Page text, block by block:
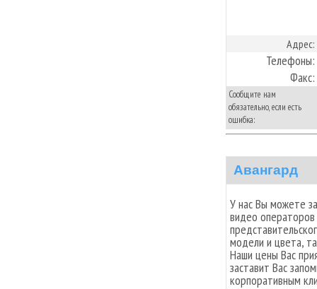
Адрес:
Телефоны:
Факс:
Сообщите нам
обязательно, если есть
ошибка:
Авангард
У нас Вы можете
видео операторов
модели и цвета,
Наши цены Вас
заставит Вас
корпоративным